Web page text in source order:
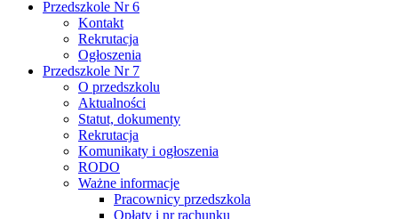
Przedszkole Nr 6
Kontakt
Rekrutacja
Ogłoszenia
Przedszkole Nr 7
O przedszkolu
Aktualności
Statut, dokumenty
Rekrutacja
Komunikaty i ogłoszenia
RODO
Ważne informacje
Pracownicy przedszkola
Opłaty i nr rachunku